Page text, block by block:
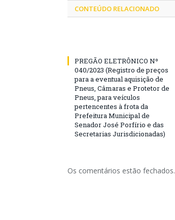
CONTEÚDO RELACIONADO
PREGÃO ELETRÔNICO Nº
040/2023 (Registro de preços
para a eventual aquisição de
Pneus, Câmaras e Protetor de
Pneus, para veículos
pertencentes à frota da
Prefeitura Municipal de
Senador José Porfírio e das
Secretarias Jurisdicionadas)
Os comentários estão fechados.